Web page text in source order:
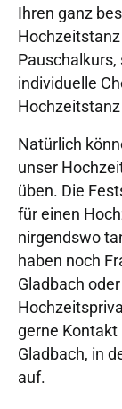
Ihren ganz
individuelle
Natürlich
unser
üben. Die
für einen
nirgendswo
haben noch
Gladbach
gerne Kontakt
Gladbach, in
auf.